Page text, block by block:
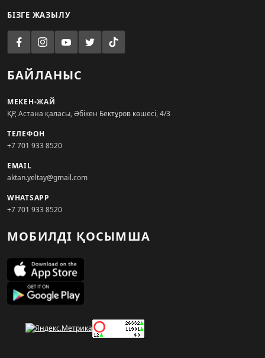
БІЗГЕ ЖАЗЫЛУ
БАЙЛАНЫС
МЕКЕН-ЖАЙ
ҚР, Астана қаласы, Әбікен Бектұров көшесі, 4/3
ТЕЛЕФОН
+7 701 933 8520
EMAIL
aktan.yeltay@gmail.com
WHATSAPP
+7 701 933 8520
МОБИЛДІ ҚОСЫМША